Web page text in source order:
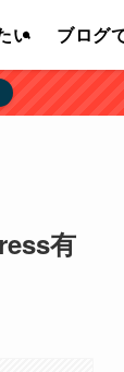
い ブログ
有